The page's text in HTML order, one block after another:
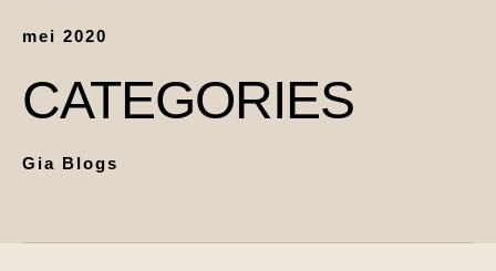
mei 2020
CATEGORIES
Gia Blogs